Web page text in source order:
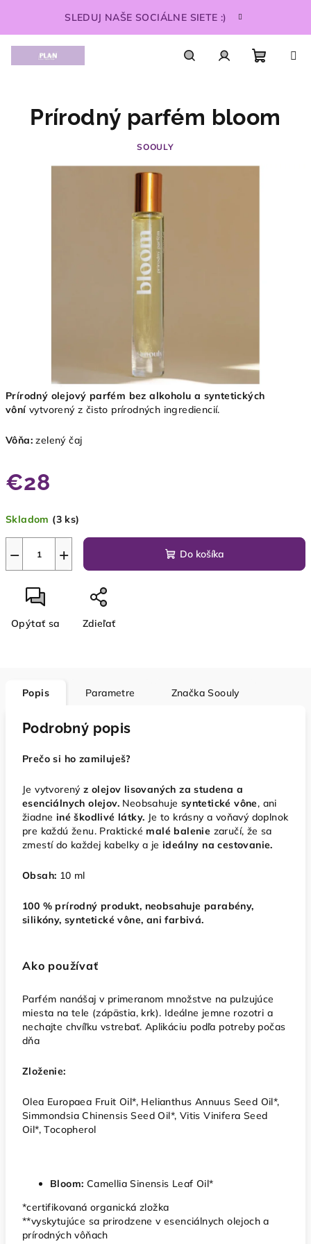
obsah
SLEDUJ NAŠE SOCIÁLNE SIETE :)
košík
Prírodný olejový parfém bez alkoholu a syntetických
vôní vytvorený z čisto prírodných ingrediencií.
Vôňa: zelený čaj
€28
cena:
Skladom (3 ks)
+
− Do košíka
Opýtať sa Zdieľať
Prírodný parfém bloom
SOOULY
Popis Parametre Značka Soouly
Podrobný popis
Prečo si ho zamiluješ?
Je vytvorenýzolejov lisovaných za studena a
esenciálnych olejov. Neobsahuje syntetické vône, ani
žiadne iné škodlivé látky. Je to krásny a voňavý doplnok
pre každú ženu. Praktické malé balenie zaručí, že sa
zmestí do každej kabelky a je ideálny na cestovanie.
Obsah: 10 ml
100 % prírodný produkt, neobsahuje parabény,
silikóny, syntetické vône, ani farbivá.
Ako používať
Parfém nanášaj v primeranom množstve na pulzujúce
miesta na tele (zápästia, krk). Ideálne jemne rozotri a
nechajte chvíľku vstrebať. Aplikáciu podľa potreby počas
dňa
Zloženie:
Olea Europaea Fruit Oil*, Helianthus Annuus Seed Oil*,
Simmondsia Chinensis Seed Oil*, Vitis Vinifera Seed
Oil*, Tocopherol
Bloom: Camellia Sinensis Leaf Oil*
*certifikovaná organická zložka
**vyskytujúce sa prirodzene v esenciálnych olejoch a
prírodných vôňach